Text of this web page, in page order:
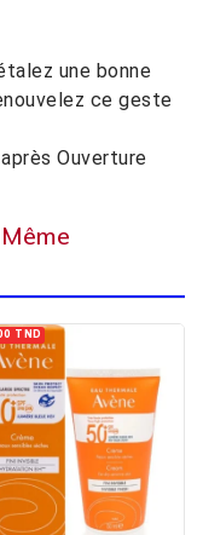
une bonne
ce geste
Ouverture
TND